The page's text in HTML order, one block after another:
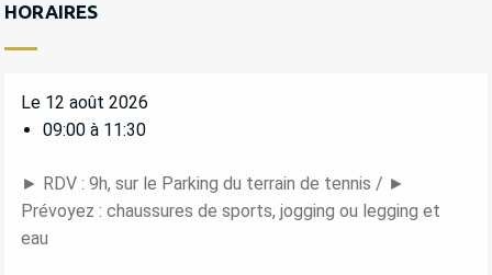
HORAIRES
Le 12 août 2026
09:00 à 11:30
► RDV : 9h, sur le Parking du terrain de tennis / ►
Prévoyez : chaussures de sports, jogging ou legging et
eau